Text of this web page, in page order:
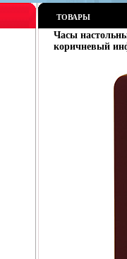
ТОВАРЫ
Часы
коричневый